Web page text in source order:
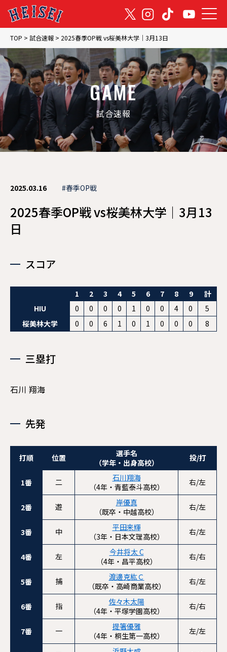
TOP
トップ
NEWS
お知らせ
GAME
試合速報
TEAM
MEMBER
CAREER
卒業生インタビュー
OB・OG
OBクラブ会員の方
TOP > 試合速報 > 2025春季OP戦 vs桜美林大学｜3月13日
GAME
試合速報
2025.03.16 #春季OP戦
2025春季OP戦 vs桜美林大学｜3月13
日
スコア
1 2 3 4 5 6 7 8 9
計
HIU
0 0 0 0 1 0 0 4 0
5
桜美林大学
0 0 6 1 0 1 0 0 0 8
三塁打
石川 翔海
先発
打順 位置
選手名
（学年・出身高校）
投/打
1番 二
石川翔海
（4年・青藍泰斗高校）
右/左
2番 遊
岸優真
（既卒・中越高校）
右/左
3番 中
平田来輝
（3年・日本文理高校）
右/左
4番 左
今井将太 C
（4年・昌平高校）
右/右
5番 捕
渡邊克紘Ｃ
（既卒・高崎商業高校）
右/左
6番 指
佐々木太陽
（4年・平塚学園高校）
右/右
7番 一
提箸優雅
（4年・桐生第一高校）
左/左